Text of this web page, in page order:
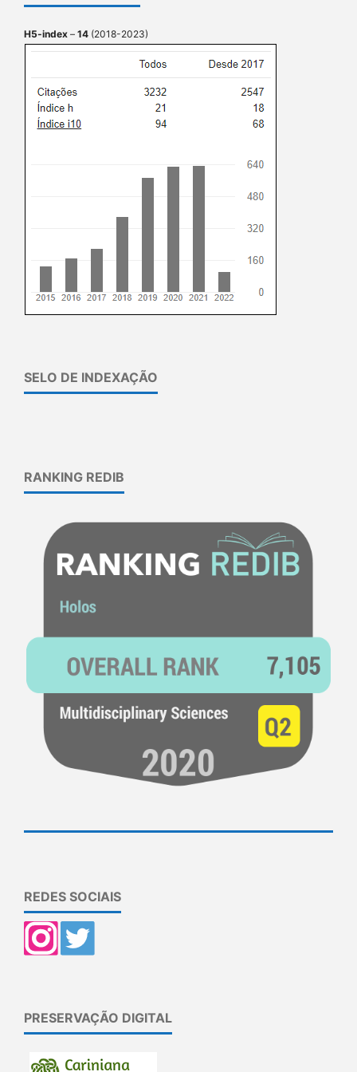
H5-index – 14 (2018-2023)
SELO DE INDEXAÇÃO
RANKING REDIB
REDES SOCIAIS
PRESERVAÇÃO DIGITAL